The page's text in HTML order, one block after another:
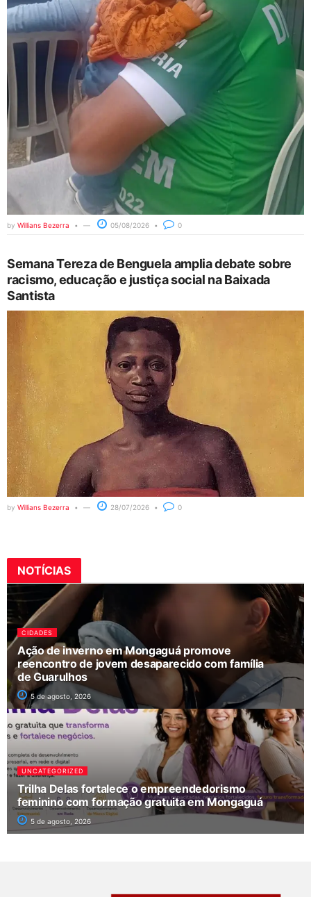
by Willians Bezerra 05/08/2026 0
Semana Tereza de Benguela amplia debate sobre
racismo, educação e justiça social na Baixada
Santista
by Willians Bezerra 28/07/2026 0
NOTÍCIAS
CIDADES
Ação de inverno em Mongaguá promove
reencontro de jovem desaparecido com família
de Guarulhos
5 de agosto, 2026
UNCATEGORIZED
Trilha Delas fortalece o empreendedorismo
feminino com formação gratuita em Mongaguá
5 de agosto, 2026